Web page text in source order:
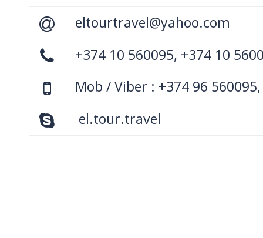
eltourtravel@yahoo.com
+374 10 560095, +374 10
Mob / Viber : +374 96
el.tour.travel